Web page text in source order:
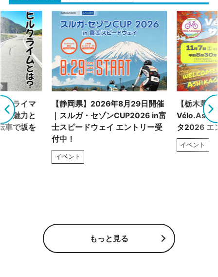
クライマ
の魅力と
車で坂を
【静岡県】2026年8月29日開催
｜スルガ・セゾンCUP2026 in富
士スピードウェイ エントリー受
付中！
イベント
【栃木県
タ2026 エ
イベント
もっと見る